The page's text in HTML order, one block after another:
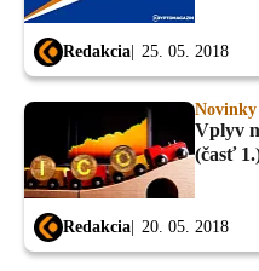
Redakcia 25. 05. 2018
Novinky
Vplyv
(časť
Redakcia 20. 05. 2018